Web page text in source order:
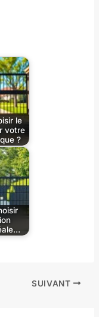
le
votre
?
SUIVANT